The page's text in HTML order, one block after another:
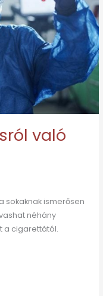
való
sokaknak ismerősen
néhány
a cigarettától.